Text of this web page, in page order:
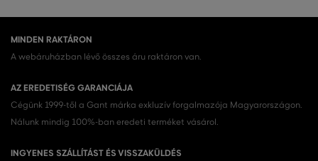
MINDEN RAKTÁRON
A webáruházban lévő összes áru raktáron van.
AZ EREDETISÉG GARANCIÁJA
Cégünk 1999-től a Gant márka exkluzív forgalmazója Magyarországon.
Nálunk mindig 100%-ban eredeti terméket vásárol.
INGYENES SZÁLLÍTÁST ÉS VISSZAKÜLDÉS